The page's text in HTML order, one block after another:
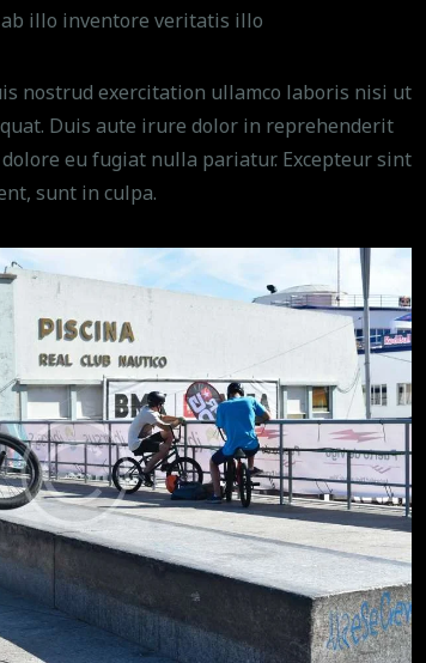
illo inventore veritatis illo
nostrud exercitation ullamco laboris nisi ut
Duis aute irure dolor in reprehenderit
eu fugiat nulla pariatur. Excepteur sint
sunt in culpa.